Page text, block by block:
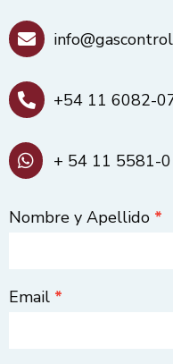
+54 11 6082-
+ 54 11 5581-
Contact
Nombre y Apellido *
Email *